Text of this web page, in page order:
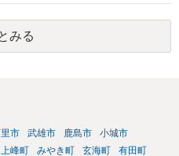
のですが、遺産全体での保険金
で、保険金が掛け金の額と同様
分の対象となる可能性がありま
に渡ったかどうか、そのとき父
みる
市 武雄市 鹿島市
小城市
上峰町 みやき町 玄海町
有田町